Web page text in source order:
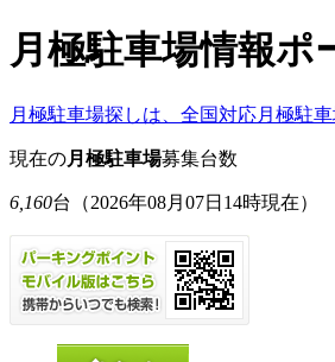
月極駐車場情報ポ
月極駐車場探しは、全国対応月極駐
現在の月極駐車場募集台数
6,160台 （2026年08月07日14時現在）